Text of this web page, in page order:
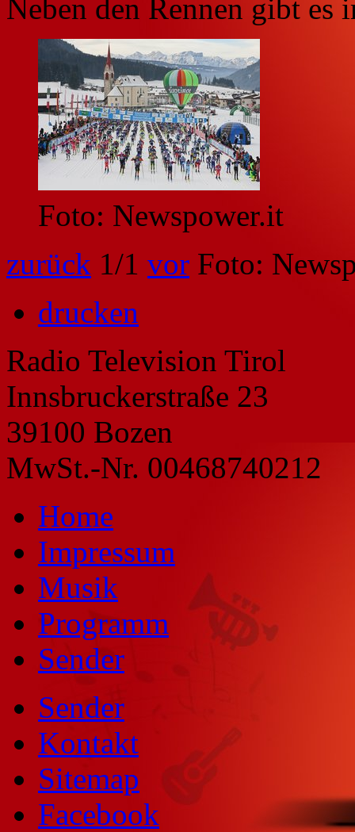
Neben den Rennen gibt es
Foto: Newspower.it
zurück 1/1 vor Foto:
drucken
Radio Television Tirol
Innsbruckerstraße 23
39100 Bozen
MwSt.-Nr. 00468740212
Home
Impressum
Musik
Programm
Sender
Sender
Kontakt
Sitemap
Facebook